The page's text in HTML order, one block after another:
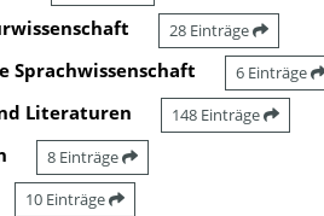
28 Einträge
Sprachwissenschaft 6 Einträge
Literaturen 148 Einträge
8 Einträge
10 Einträge